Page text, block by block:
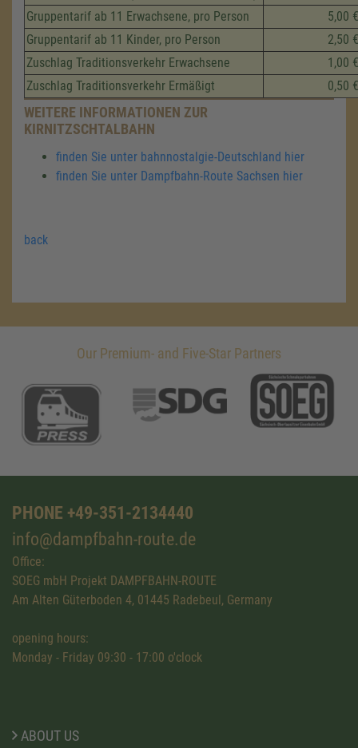
Gruppentarif ab 11 Erwachsene, pro Person
5,00 €
Gruppentarif ab 11 Kinder, pro Person
2,50 €
Zuschlag Traditionsverkehr Erwachsene
1,00 €
Zuschlag Traditionsverkehr Ermäßigt
0,50 €
WEITERE INFORMATIONEN ZUR
KIRNITZSCHTALBAHN
finden Sie unter bahnnostalgie-Deutschland hier
finden Sie unter Dampfbahn-Route Sachsen hier
back
Our Premium- and Five-Star Partners
PHONE +49-351-2134440
info@dampfbahn-route.de
Office:
SOEG mbH Projekt DAMPFBAHN-ROUTE
Am Alten Güterboden 4, 01445 Radebeul, Germany
opening hours:
Monday - Friday 09:30 - 17:00 o'clock
ABOUT US